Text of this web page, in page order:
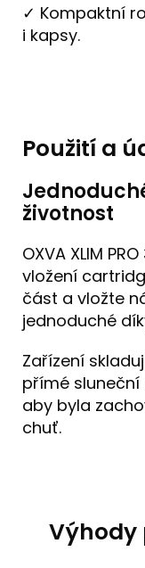
✓ Kompaktní
i kapsy.
Použití a
životnost
OXVA XLIM
vložení
část a vložte
jednoduché
Zařízení
přímé sluneční
aby byla
chuť.
Výhody